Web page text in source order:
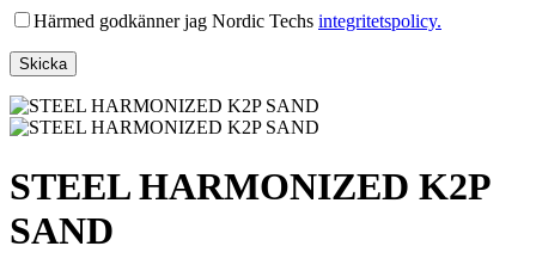
Härmed godkänner jag Nordic Techs integritetspolicy.
STEEL HARMONIZED K2P
SAND